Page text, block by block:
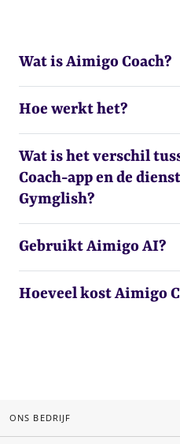
Wat is Aimigo Coach?
Hoe werkt het?
Wat is het verschil
Coach-app en de
Gymglish?
Gebruikt Aimigo AI?
Hoeveel kost Aimigo
ONS BEDRIJF